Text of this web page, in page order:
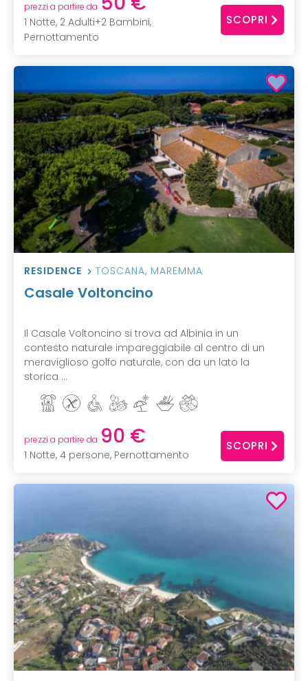
prezzi a partire da
1 Notte, 2 Adulti+2 Bambini,
Pernottamento
SCOPRI
RESIDENCE TOSCANA, MAREMMA
Casale Voltoncino
Il Casale Voltoncino si trova ad Albinia in un
contesto naturale impareggiabile al centro di un
meraviglioso golfo naturale, con da un lato la
storica ...
prezzi a partire da 90 €
1 Notte, 4 persone, Pernottamento
SCOPRI